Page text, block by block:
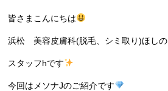
皆さまこんにちは
浜松 美容皮膚科(脱毛、シミ取り)ほしの
スタッフhです
今回はメソナJのご紹介です